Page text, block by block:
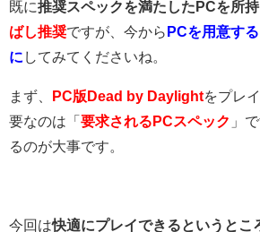
既に推奨スペックを満たしたPCを所
ばし推奨ですが、今からPCを用意す
に してみてくださいね。
まず、 PC版Dead by Daylightをプレ
要なのは「要求されるPCスペック 」
るのが大事です。
今回は快適にプレイできるというとこ